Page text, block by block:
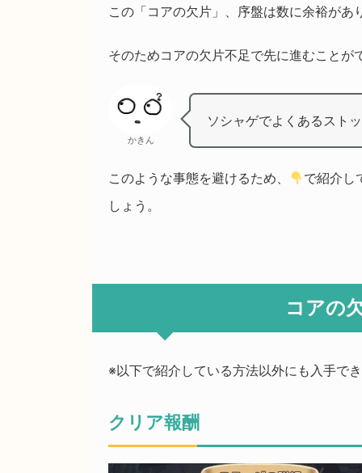
この「コアの欠片」、序盤は数に余裕が
そのためコアの欠片不足で先に進むこと
かきん
ソシャゲでよくあるスト
このような事態を避けるため、
で紹介し
しょう。
コアの
※以下で紹介している方法以外にも入手で
クリア報酬